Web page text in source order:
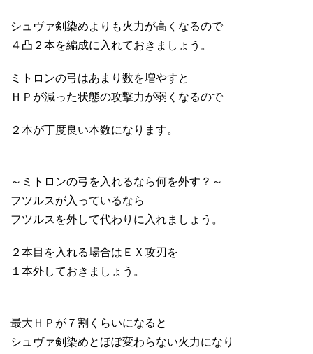
シュヴァ剣染めよりも火力が高くなるので
４凸２本を編成に入れておきましょう。
ミトロンの弓はあまり数を増やすと
ＨＰが減った状態の攻撃力が弱くなるので
２本が丁度良い本数になります。
～ミトロンの弓を入れるなら何を外す？～
フツルスが入っているなら
フツルスを外して代わりに入れましょう。
２本目を入れる場合はＥＸ攻刃を
１本外しておきましょう。
最大ＨＰが７割くらいになると
シュヴァ剣染めとほぼ変わらない火力になり